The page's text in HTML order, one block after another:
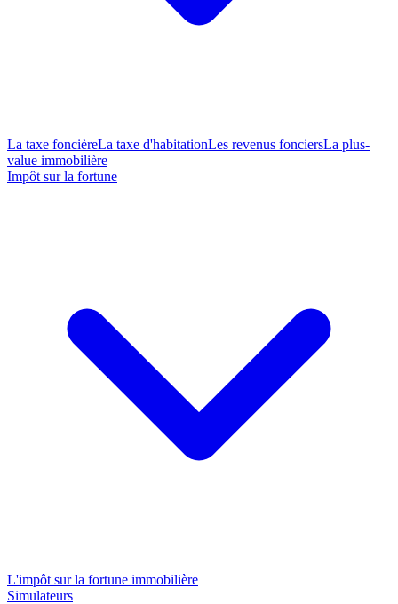
La taxe foncièreLa taxe d'habitationLes revenus fonciersLa plus-
value immobilière
Impôt sur la fortune
L'impôt sur la fortune immobilière
Simulateurs